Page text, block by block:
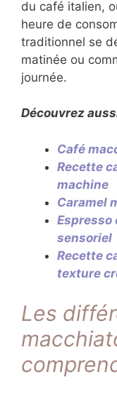
du café italien,
heure de
traditionnel se
matinée ou
journée.
Découvrez
Café
Recette
machine
Caramel
Espresso
sensoriel
Recette
texture
Les